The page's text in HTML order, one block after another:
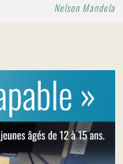
Nelson Mandela